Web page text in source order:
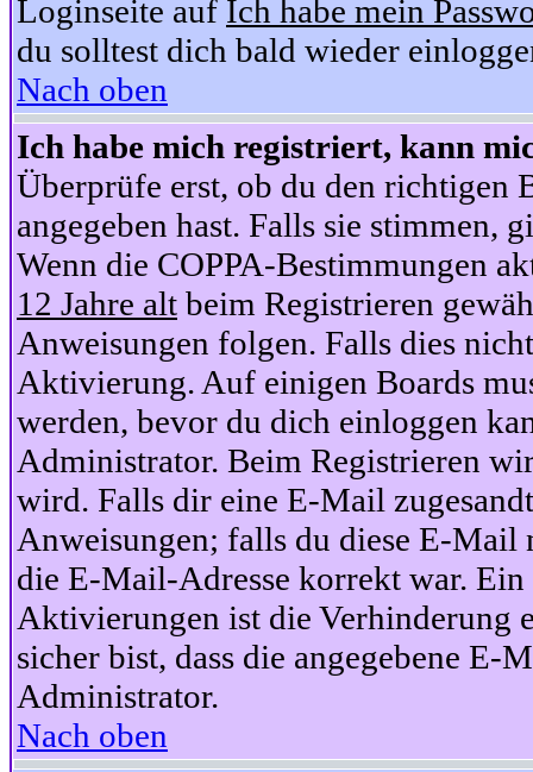
Loginseite auf Ich habe mein
du solltest dich bald wieder
Nach oben
Ich habe mich registriert, kann
Überprüfe erst, ob du den richtigen
angegeben hast. Falls sie stimmen,
Wenn die COPPA-Bestimmungen
12 Jahre alt beim Registrieren
Anweisungen folgen. Falls dies
Aktivierung. Auf einigen Boards
werden, bevor du dich einloggen
Administrator. Beim Registrieren
wird. Falls dir eine E-Mail
Anweisungen; falls du diese E-Mail
die E-Mail-Adresse korrekt war.
Aktivierungen ist die Verhinderung
sicher bist, dass die angegebene
Administrator.
Nach oben